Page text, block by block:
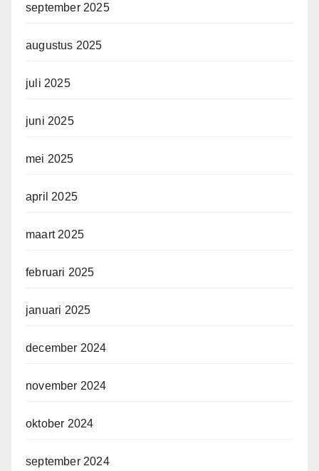
september 2025
augustus 2025
juli 2025
juni 2025
mei 2025
april 2025
maart 2025
februari 2025
januari 2025
december 2024
november 2024
oktober 2024
september 2024